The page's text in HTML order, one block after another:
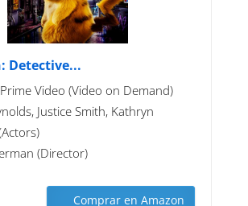
Detective...
Video (Video on Demand)
Justice Smith, Kathryn
(Director)
Comprar en Amazon